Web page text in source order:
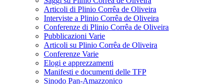
Articoli di Plinio Corrêa de Oliveira
Interviste a Plinio Corrêa de Oliveira
Conferenze di Plinio Corrêa de Oliveira
Pubblicazioni Varie
Articoli su Plinio Corrêa de Oliveira
Conferenze Varie
Elogi e apprezzamenti
Manifesti e documenti delle TFP
Sinodo Pan-Amazzonico